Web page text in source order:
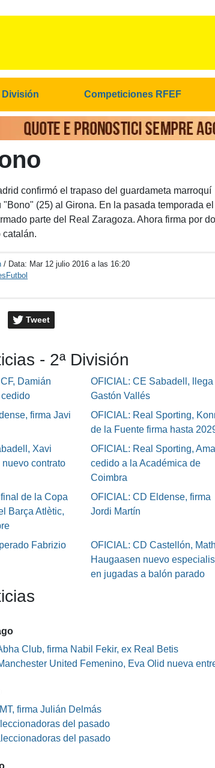
División Competiciones RFEF
confirmó el trapaso del guardameta marroquí
(25) al Girona. En la pasada temporada el
parte del Real Zaragoza. Ahora firma por
catalán.
/ Data: Mar 12 julio 2016 a las 16:20
Tweet
- 2ª División
Damián
OFICIAL: CE Sabadell, llega
Gastón Vallés
firma Javi
OFICIAL: Real Sporting,
de la Fuente firma hasta
Xavi
nuevo contrato
OFICIAL: Real Sporting,
cedido a la Académica de
Coimbra
de la Copa
Barça Atlètic,
OFICIAL: CD Eldense, firma
Jordi Martín
Fabrizio
OFICIAL: CD Castellón,
Haugaasen nuevo
en jugadas a balón parado
Club, firma Nabil Fekir, ex Real Betis
United Femenino, Eva Olid nueva
firma Julián Delmás
del pasado
del pasado